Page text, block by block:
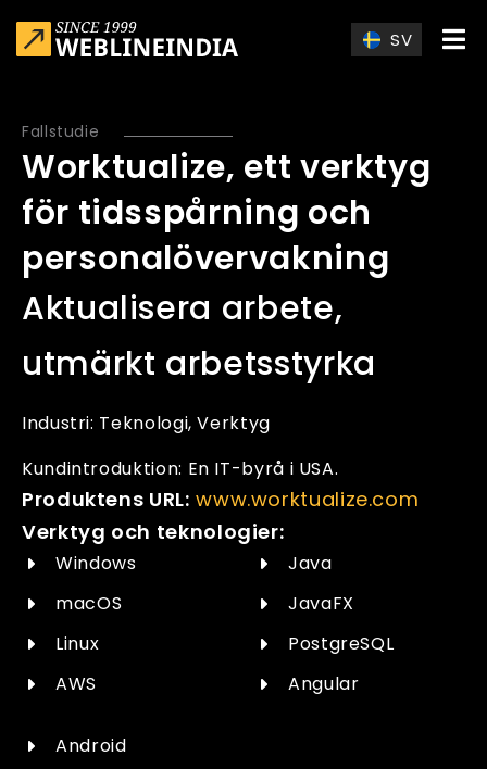
SV
Fallstudie
Worktualize, ett verktyg
för tidsspårning och
personalövervakning
Aktualisera arbete,
utmärkt arbetsstyrka
Industri: Teknologi Verktyg
Kundintroduktion: En IT-byrå i USA.
Produktens URL: www.worktualize.com
Verktyg och teknologier:
Windows
macOS
Linux
AWS
Java
JavaFX
PostgreSQL
Angular
Android